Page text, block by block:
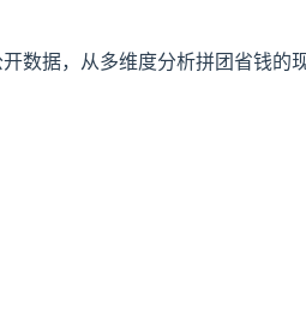
数据，从多维度分析拼团省钱的